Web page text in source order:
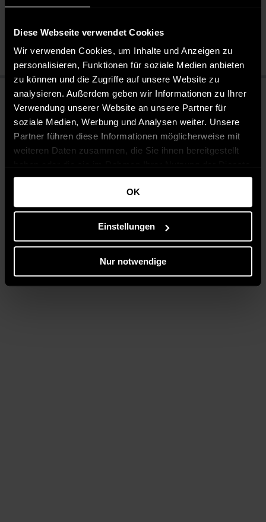
Diese Webseite verwendet Cookies
Wir verwenden Cookies, um Inhalte und Anzeigen zu
personalisieren, Funktionen für soziale Medien anbieten
zu können und die Zugriffe auf unsere Website zu
analysieren. Außerdem geben wir Informationen zu Ihrer
Verwendung unserer Website an unsere Partner für
soziale Medien, Werbung und Analysen weiter. Unsere
Partner führen diese Informationen möglicherweise mit
weiteren Daten zusammen, die Sie ihnen bereitgestellt
gesammelt haben.
OK
Einstellungen
Nur notwendige
Bügeln mit mittlerer Temperatur